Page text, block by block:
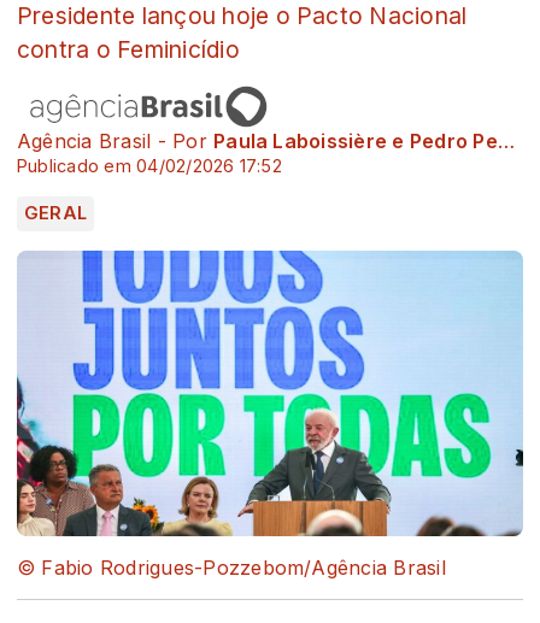
Presidente lançou hoje o Pacto Nacional
contra o Feminicídio
Agência Brasil - Por Paula Laboissière e Pedro Peduzzi
Publicado em 04/02/2026 17:52
GERAL
© Fabio Rodrigues-Pozzebom/Agência Brasil